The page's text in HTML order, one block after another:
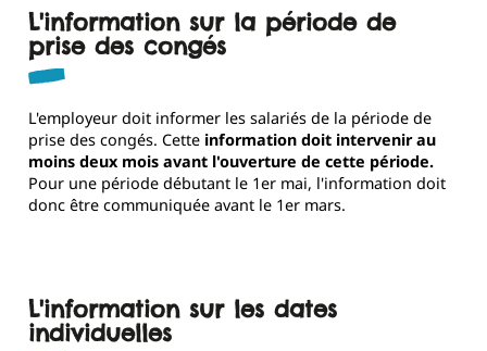
L'information sur la période de
prise des congés
L'employeur doit informer les salariés de la période de
prise des congés. Cette information doit intervenir au
moins deux mois avant l'ouverture de cette période.
Pour une période débutant le 1er mai, l'information doit
donc être communiquée avant le 1er mars.
L'information sur les dates
individuelles